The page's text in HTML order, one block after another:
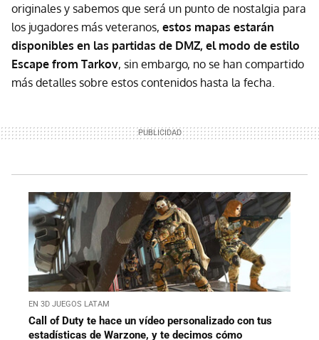
originales y sabemos que será un punto de nostalgia para
los jugadores más veteranos, estos mapas estarán
disponibles en las partidas de DMZ, el modo de estilo
Escape from Tarkov, sin embargo, no se han compartido
más detalles sobre estos contenidos hasta la fecha.
EN 3D JUEGOS LATAM
Call of Duty te hace un vídeo personalizado con tus
estadísticas de Warzone, y te decimos cómo